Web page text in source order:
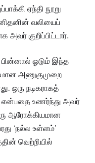
ஏந்தி நூறு
வலியைப்
அவர் குறிப்பிட்டார்.
பின்னால் ஓடும் இந்த
அணுகுமுறை
ஒரு நடிகராகத்
உணர்ந்து அவர்
ஆரோக்கியமான
‘நல்ல உள்ளம்’
வெற்றியில்